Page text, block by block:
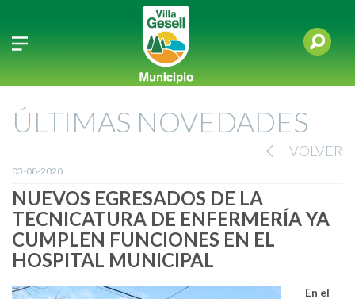
ÚLTIMAS NOVEDADES
VOLVER
03-08-2020
NUEVOS EGRESADOS DE LA
TECNICATURA DE ENFERMERÍA YA
CUMPLEN FUNCIONES EN EL
HOSPITAL MUNICIPAL
En el